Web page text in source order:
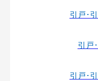
引戸･
引戸
引戸･